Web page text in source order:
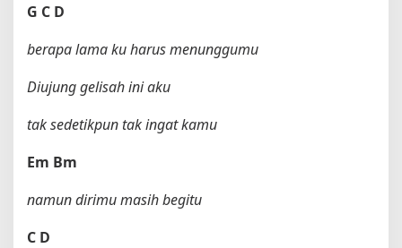
G C D
berapa lama ku harus menunggumu
Diujung gelisah ini aku
tak sedetikpun tak ingat kamu
Em Bm
namun dirimu masih begitu
C D